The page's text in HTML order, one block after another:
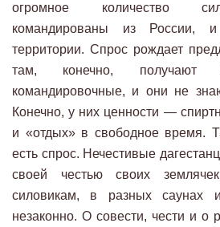
огромное количество
командированы из России,
территории. Спрос рождает
там, конечно, получают
командировочные, и они не
Конечно, у них ценности —
и «отдых» в свободное время.
есть спрос. Нечестивые
своей честью своих
силовикам, в разных саунах
незаконно. О совести, чести и о